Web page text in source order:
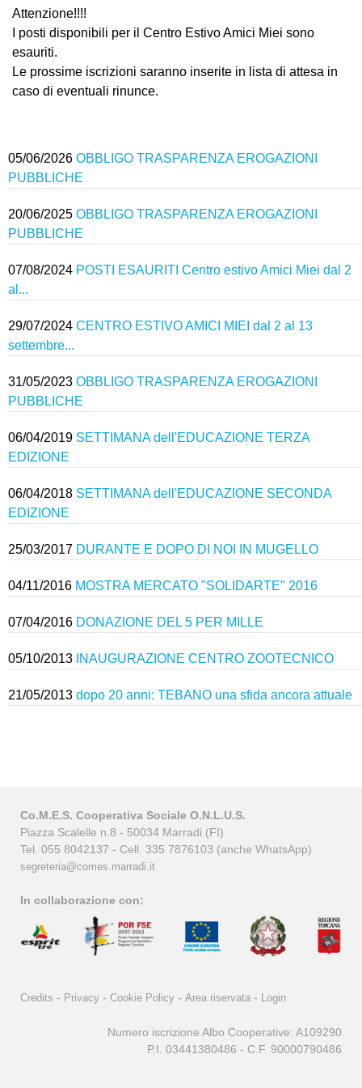
Attenzione!!!!
I posti disponibili per il Centro Estivo Amici Miei sono
esauriti.
Le prossime iscrizioni saranno inserite in lista di attesa in
caso di eventuali rinunce.
05/06/2026 OBBLIGO TRASPARENZA EROGAZIONI
PUBBLICHE
20/06/2025 OBBLIGO TRASPARENZA EROGAZIONI
PUBBLICHE
07/08/2024 POSTI ESAURITI Centro estivo Amici Miei dal 2
al...
29/07/2024 CENTRO ESTIVO AMICI MIEI dal 2 al 13
settembre...
31/05/2023 OBBLIGO TRASPARENZA EROGAZIONI
PUBBLICHE
06/04/2019 SETTIMANA dell'EDUCAZIONE TERZA
EDIZIONE
06/04/2018 SETTIMANA dell'EDUCAZIONE SECONDA
EDIZIONE
25/03/2017 DURANTE E DOPO DI NOI IN MUGELLO
04/11/2016 MOSTRA MERCATO "SOLIDARTE" 2016
07/04/2016 DONAZIONE DEL 5 PER MILLE
05/10/2013 INAUGURAZIONE CENTRO ZOOTECNICO
21/05/2013 dopo 20 anni: TEBANO una sfida ancora attuale
Co.M.E.S. Cooperativa Sociale O.N.L.U.S.
Piazza Scalelle n.8 - 50034 Marradi (FI)
Tel. 055 8042137 - Cell. 335 7876103 (anche WhatsApp)
segreteria@comes.marradi.it
In collaborazione con:
Credits - Privacy - Cookie Policy - Area riservata - Login
Numero iscrizione Albo Cooperative: A109290
P.I. 03441380486 - C.F. 90000790486